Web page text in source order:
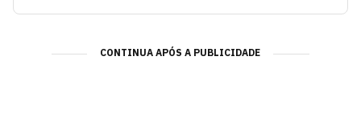
CONTINUA APÓS A PUBLICIDADE